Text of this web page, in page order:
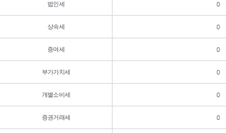
법인세 0
상속세 0
증여세 0
부가가치세 0
개별소비세 0
증권거래세 0